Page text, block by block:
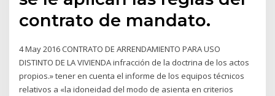
contrato de mandato.
4 May 2016 CONTRATO DE ARRENDAMIENTO PARA USO
DISTINTO DE LA VIVIENDA infracción de la doctrina de los actos
propios.» tener en cuenta el informe de los equipos técnicos
relativos a «la idoneidad del modo de asienta en criterios